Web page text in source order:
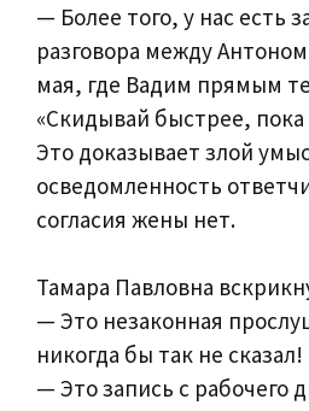
— Более того, у нас есть
разговора между
мая, где Вадим прямым
«Скидывай быстрее, пока
Это доказывает злой
осведомленность
согласия жены нет.
Тамара Павловна
— Это незаконная
никогда бы так не сказал!
— Это запись с рабочего